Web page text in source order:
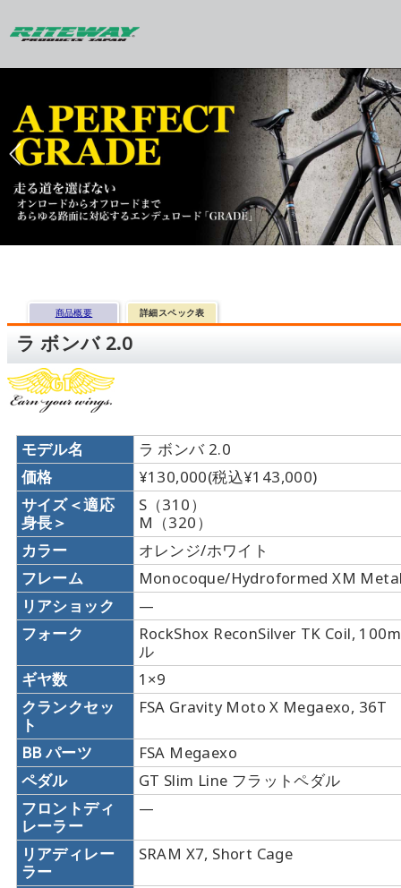
商品概要 詳細スペック表
ラ ボンバ 2.0
モデル名
ラ ボンバ 2.0
価格
¥130,000(税込¥143,000)
サイズ＜適応
身長＞
S（310）
M（320）
カラー
オレンジ/ホワイト
フレーム
Monocoque/Hydroformed XM
リアショック
—
フォーク
RockShox ReconSilver TK Coil,
ル
ギヤ数
1×9
クランクセッ
ト
FSA Gravity Moto X Megaexo, 36T
BB パーツ
FSA Megaexo
ペダル
GT Slim Line フラットペダル
フロントディ
レーラー
—
リアディレー
ラー
SRAM X7, Short Cage